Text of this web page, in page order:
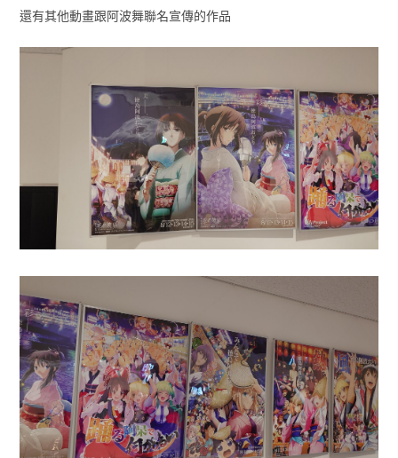
還有其他動畫跟阿波舞聯名宣傳的作品